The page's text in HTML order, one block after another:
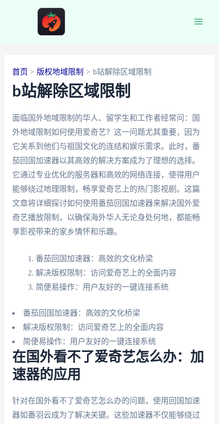
首页 版权地域限制 b站解除区域限制
b站解除区域限制
面临国外地域限制的华人、留学生和工作者经常问：国
外地域限制如何使用爱奇艺？这一问题尤其重要，因为
它关系到他们与祖国文化的连结和娱乐需求。此时，番
茄回国加速器以其高效的解决方案成为了理想的选择。
它通过专业优化的服务器和高效的网络连接，使得用户
能够绕过地理限制，畅享爱奇艺上的热门影视剧。这篇
文章将详细探讨如何使用番茄回国加速器来解决国外爱
奇艺播放限制，以确保海外华人无论身处何地，都能畅
享影视带来的家乡情怀和乐趣。
番茄回国加速器：高效的文化桥梁
解决版权限制：访问爱奇艺上的全面内容
简便易操作：用户友好的一键连接系统
番茄回国加速器：高效的文化桥梁
解决版权限制：访问爱奇艺上的全面内容
简便易操作：用户友好的一键连接系统
在国外看不了爱奇艺怎么办：加
速器的应用
针对在国外看不了爱奇艺怎么办的问题，使用回国加速
器如番羽云成为了解决关键。这些加速器不仅能够绕过